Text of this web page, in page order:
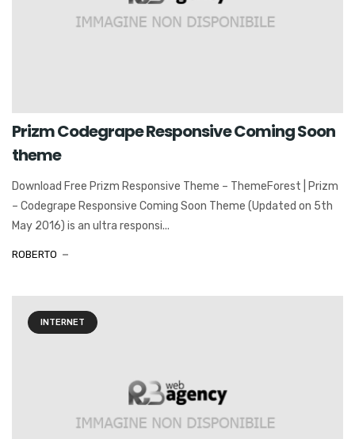
Prizm Codegrape Responsive Coming Soon
theme
Download Free Prizm Responsive Theme – ThemeForest | Prizm
– Codegrape Responsive Coming Soon Theme (Updated on 5th
May 2016) is an ultra responsi...
ROBERTO
INTERNET